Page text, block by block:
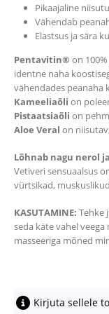
Pikaajaline
Vähendab
Elastsus ja sära
Pentavitin® on
identne naha
vähendades peanaha
Kameeliaõli on
Pistaatsiaõli on
Aloe Veral on
Lõhnab nagu nerol
Vetiveri sensuaalsus
vürtsikad,
KASUTAMINE: Tehke
seda käte vahel
masseeriga mõned
Kirjuta sellele